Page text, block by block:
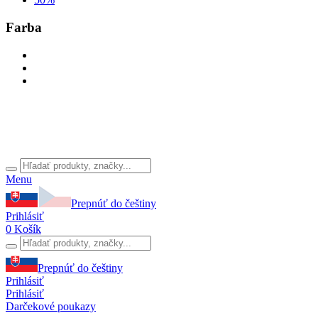
Farba
Menu
Prepnúť do češtiny
Prihlásiť
0 Košík
Prepnúť do češtiny
Prihlásiť
Prihlásiť
Darčekové poukazy